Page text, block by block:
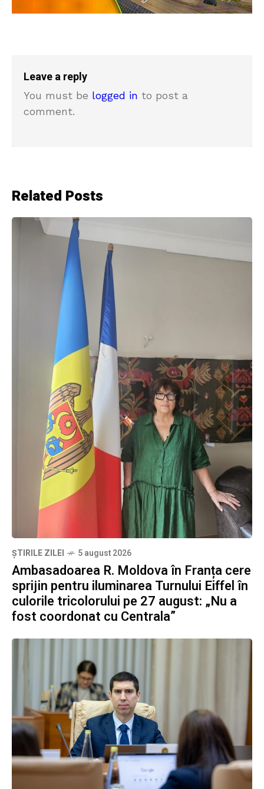
Leave a reply
You must be logged in to post a
comment.
Related Posts
ȘTIRILE ZILEI 5 august 2026
Ambasadoarea R. Moldova în Franța cere
sprijin pentru iluminarea Turnului Eiffel în
culorile tricolorului pe 27 august: „Nu a
fost coordonat cu Centrala”